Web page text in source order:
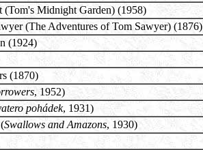
(Tom's Midnight Garden) (1958)
(The Adventures of Tom Sawyer) (1876)
(1924)
(1870)
, 1952)
pohádek, 1931)
Swallows and Amazons, 1930)